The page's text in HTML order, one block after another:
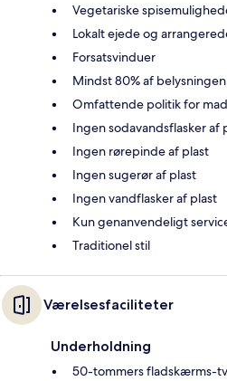
Vegetariske
Lokalt ejede og
Forsatsvinduer
Mindst 80% af
Omfattende politik for
Ingen sodavandsflasker af
Ingen rørepinde af plast
Ingen sugerør af plast
Ingen vandflasker af plast
Kun genanvendeligt
Traditionel stil
Værelsesfaciliteter
Underholdning
50-tommers fladskærms-tv